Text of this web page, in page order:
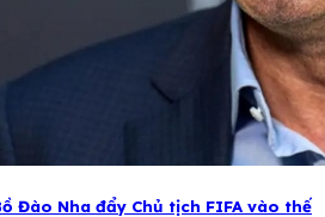
Đào Nha đẩy Chủ tịch FIFA vào thế